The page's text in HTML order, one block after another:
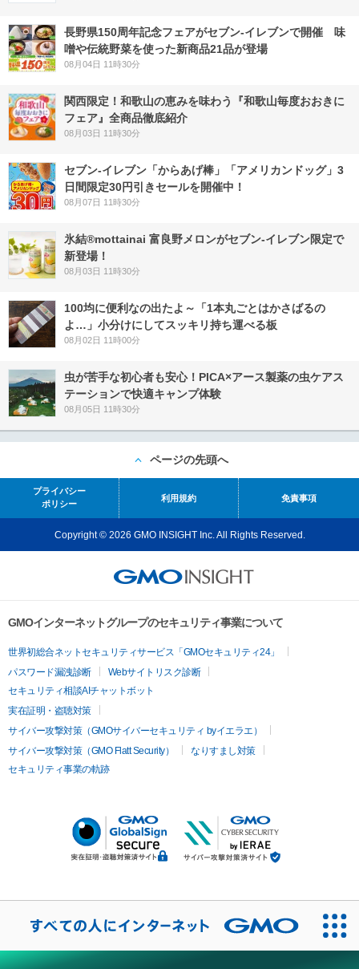
長野県150周年記念フェアがセブン-イレブンで開催 味
噌や伝統野菜を使った新商品21品が登場
08月04日 11時30分
関西限定！和歌山の恵みを味わう『和歌山毎度おおきに
フェア』全商品徹底紹介
08月03日 11時30分
セブン‐イレブン「からあげ棒」「アメリカンドッグ」3
日間限定30円引きセールを開催中！
08月07日 11時30分
氷結®mottainai 富良野メロンがセブン‐イレブン限定で
新登場！
08月03日 11時30分
100均に便利なの出たよ～「1本丸ごとはかさばるの
よ…」小分けにしてスッキリ持ち運べる板
08月02日 11時00分
虫が苦手な初心者も安心！PICA×アース製薬の虫ケアス
テーションで快適キャンプ体験
08月05日 11時30分
ページの先頭へ
プライバシー
ポリシー
利用規約 免責事項
Copyright © 2026 GMO INSIGHT Inc. All Rights Reserved.
GMOインターネットグループのセキュリティ事業について
世界初総合ネットセキュリティサービス「GMOセキュリティ24」
パスワード漏洩診断
Webサイトリスク診断
セキュリティ相談AIチャットボット
実在証明・盗聴対策
サイバー攻撃対策（GMOサイバーセキュリティ byイエラエ）
サイバー攻撃対策（GMO Flatt Security）
なりすまし対策
セキュリティ事業の軌跡